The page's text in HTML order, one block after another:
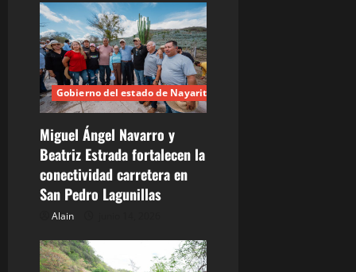
a
d
a
s
Gobierno del estado de Nayarit
Miguel Ángel Navarro y
Beatriz Estrada fortalecen la
conectividad carretera en
San Pedro Lagunillas
Alain